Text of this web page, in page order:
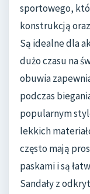
sportowego,
konstrukcją
Są idealne dla
dużo czasu na
obuwia
podczas
popularnym
lekkich
często mają
paskami i są
Sandały z